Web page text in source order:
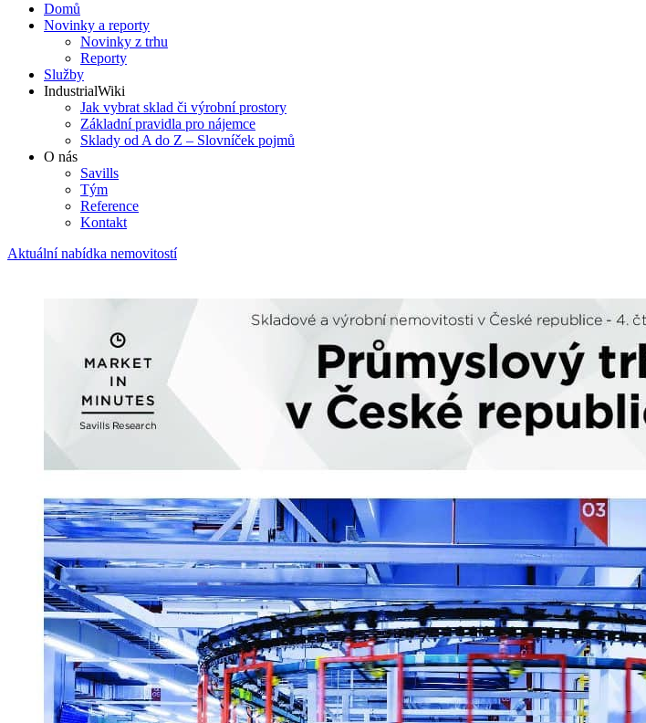
Domů
Novinky a reporty
Novinky z trhu
Reporty
Služby
IndustrialWiki
Jak vybrat sklad či výrobní prostory
Základní pravidla pro nájemce
Sklady od A do Z – Slovníček pojmů
O nás
Savills
Tým
Reference
Kontakt​
Aktuální nabídka nemovitostí